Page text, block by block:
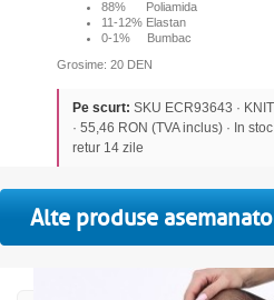
88% Poliamida
11-12% Elastan
0-1% Bumbac
Grosime: 20 DEN
Pe scurt: SKU ECR93643 ·
· 55,46 RON (TVA inclus) · In
retur 14 zile
Alte produse